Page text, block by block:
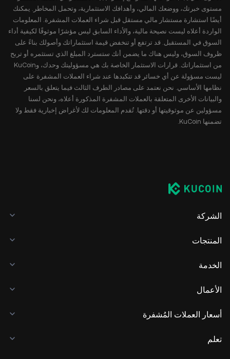
مستوى خبرتك، ووضعك المالي، وأهدافك الاستثمارية، وتحمل المخاطر. يمكنك
أيضًا استشارة مستشار مالي مستقل قبل شراء العملات المشفرة. المعلومات
الواردة أعلاه ليست نصيحة مالية، والأداء السابق ليس مؤشرًا موثوقًا لكيفية أداء
السوق في المستقبل. قد ترتفع أو تنخفض قيمة استثماراتك وأصولك بناءً على
ظروف السوق، وليس هناك ما يضمن أنك ستسترد المبلغ الذي تستثمره أو تربح
من استثماراتك. قرارات الاستثمار الخاصة بك هي مسؤوليتك وحدك، وKuCoin
ليست مسؤولة عن أي خسائر قد تتكبدها عند شراء العملات المشفرة على
نظامها الأساسي. نحن نعتمد على مصادر الطرف الثالث فيما يتعلق بالسعر
والبيانات الأخرى المتعلقة بالعملات المشفرة المذكورة أعلاه، ونحن لسنا
مسؤولين عن موثوقيتها أو دقتها. تُقدم المعلومات لك لأغراض إخبارية فقط ولا
تضمنها KuCoin.
الشركة
المنتجات
الخدمة
الأعمال
أسعار العملات المُشفرة
تعلم